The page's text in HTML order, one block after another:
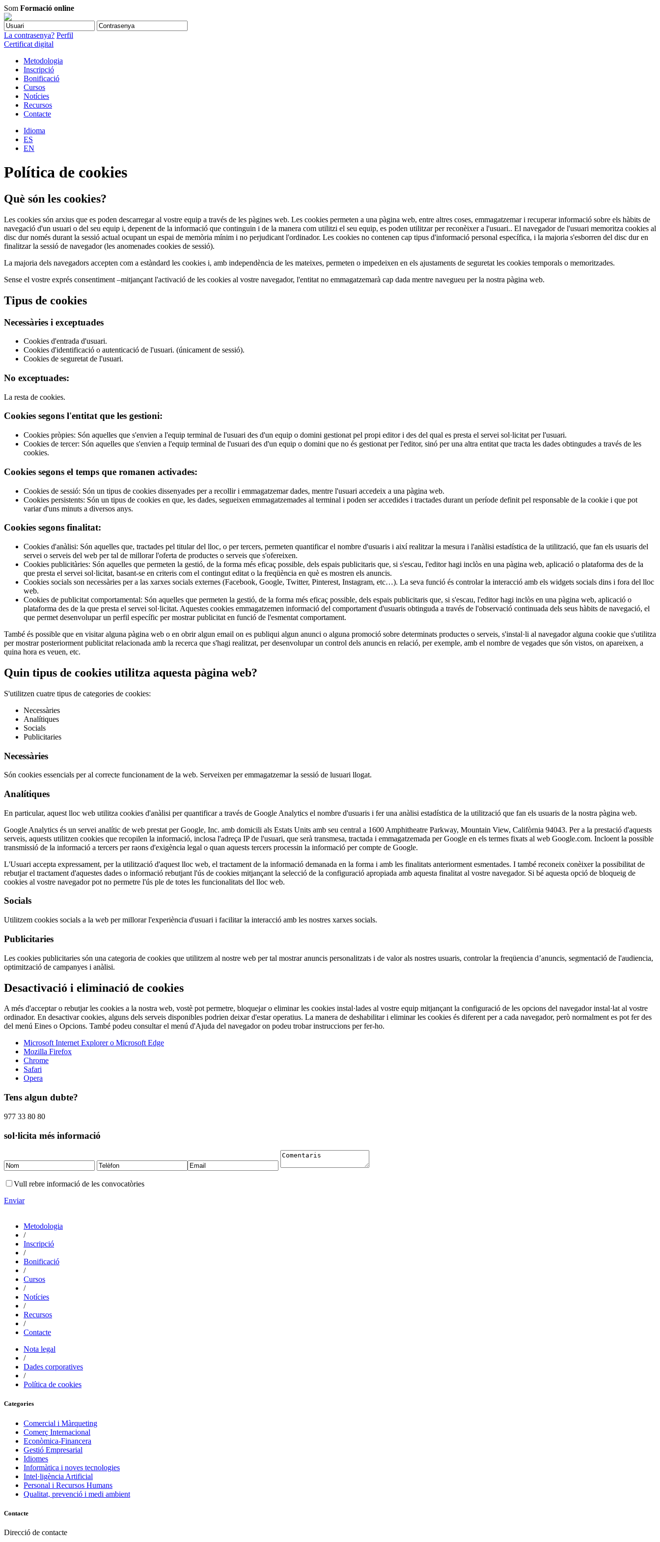
Som Formació online
La contrasenya? Perfil
Certificat digital
Metodologia
Inscripció
Bonificació
Cursos
Notícies
Recursos
Contacte
Idioma
ES
EN
Política de cookies
Què són les cookies?
Les cookies són arxius que es poden descarregar al vostre equip a través de les pàgines web. Les cookies permeten a una pàgina web, entre altres coses, emmagatzemar i recuperar informació sobre els hàbits de
navegació d'un usuari o del seu equip i, depenent de la informació que continguin i de la manera com utilitzi el seu equip, es poden utilitzar per reconèixer a l'usuari.. El navegador de l'usuari memoritza cookies al
disc dur només durant la sessió actual ocupant un espai de memòria mínim i no perjudicant l'ordinador. Les cookies no contenen cap tipus d'informació personal específica, i la majoria s'esborren del disc dur en
finalitzar la sessió de navegador (les anomenades cookies de sessió).
La majoria dels navegadors accepten com a estàndard les cookies i, amb independència de les mateixes, permeten o impedeixen en els ajustaments de seguretat les cookies temporals o memoritzades.
Sense el vostre exprés consentiment –mitjançant l'activació de les cookies al vostre navegador, l'entitat no emmagatzemarà cap dada mentre navegueu per la nostra pàgina web.
Tipus de cookies
Necessàries i exceptuades
Cookies d'entrada d'usuari.
Cookies d'identificació o autenticació de l'usuari. (únicament de sessió).
Cookies de seguretat de l'usuari.
No exceptuades:
La resta de cookies.
Cookies segons l'entitat que les gestioni:
Cookies pròpies: Són aquelles que s'envien a l'equip terminal de l'usuari des d'un equip o domini gestionat pel propi editor i des del qual es presta el servei sol·licitat per l'usuari.
Cookies de tercer: Són aquelles que s'envien a l'equip terminal de l'usuari des d'un equip o domini que no és gestionat per l'editor, sinó per una altra entitat que tracta les dades obtingudes a través de les
cookies.
Cookies segons el temps que romanen activades:
Cookies de sessió: Són un tipus de cookies dissenyades per a recollir i emmagatzemar dades, mentre l'usuari accedeix a una pàgina web.
Cookies persistents: Són un tipus de cookies en que, les dades, segueixen emmagatzemades al terminal i poden ser accedides i tractades durant un període definit pel responsable de la cookie i que pot
variar d'uns minuts a diversos anys.
Cookies segons finalitat:
Cookies d'anàlisi: Són aquelles que, tractades pel titular del lloc, o per tercers, permeten quantificar el nombre d'usuaris i així realitzar la mesura i l'anàlisi estadística de la utilització, que fan els usuaris del
servei o serveis del web per tal de millorar l'oferta de productes o serveis que s'ofereixen.
Cookies publicitàries: Són aquelles que permeten la gestió, de la forma més eficaç possible, dels espais publicitaris que, si s'escau, l'editor hagi inclòs en una pàgina web, aplicació o plataforma des de la
que presta el servei sol·licitat, basant-se en criteris com el contingut editat o la freqüència en què es mostren els anuncis.
Cookies socials son necessàries per a las xarxes socials externes (Facebook, Google, Twitter, Pinterest, Instagram, etc…). La seva funció és controlar la interacció amb els widgets socials dins i fora del lloc
web.
Cookies de publicitat comportamental: Són aquelles que permeten la gestió, de la forma més eficaç possible, dels espais publicitaris que, si s'escau, l'editor hagi inclòs en una pàgina web, aplicació o
plataforma des de la que presta el servei sol·licitat. Aquestes cookies emmagatzemen informació del comportament d'usuaris obtinguda a través de l'observació continuada dels seus hàbits de navegació, el
que permet desenvolupar un perfil específic per mostrar publicitat en funció de l'esmentat comportament.
També és possible que en visitar alguna pàgina web o en obrir algun email on es publiqui algun anunci o alguna promoció sobre determinats productes o serveis, s'instal·li al navegador alguna cookie que s'utilitza
per mostrar posteriorment publicitat relacionada amb la recerca que s'hagi realitzat, per desenvolupar un control dels anuncis en relació, per exemple, amb el nombre de vegades que són vistos, on apareixen, a
quina hora es veuen, etc.
Quin tipus de cookies utilitza aquesta pàgina web?
S'utilitzen cuatre tipus de categories de cookies:
Necessàries
Analítiques
Socials
Publicitaries
Necessàries
Són cookies essencials per al correcte funcionament de la web. Serveixen per emmagatzemar la sessió de lusuari llogat.
Analítiques
En particular, aquest lloc web utilitza cookies d'anàlisi per quantificar a través de Google Analytics el nombre d'usuaris i fer una anàlisi estadística de la utilització que fan els usuaris de la nostra pàgina web.
Google Analytics és un servei analític de web prestat per Google, Inc. amb domicili als Estats Units amb seu central a 1600 Amphitheatre Parkway, Mountain View, Califòrnia 94043. Per a la prestació d'aquests
serveis, aquests utilitzen cookies que recopilen la informació, inclosa l'adreça IP de l'usuari, que serà transmesa, tractada i emmagatzemada per Google en els termes fixats al web Google.com. Incloent la possible
transmissió de la informació a tercers per raons d'exigència legal o quan aquests tercers processin la informació per compte de Google.
L'Usuari accepta expressament, per la utilització d'aquest lloc web, el tractament de la informació demanada en la forma i amb les finalitats anteriorment esmentades. I també reconeix conèixer la possibilitat de
rebutjar el tractament d'aquestes dades o informació rebutjant l'ús de cookies mitjançant la selecció de la configuració apropiada amb aquesta finalitat al vostre navegador. Si bé aquesta opció de bloqueig de
cookies al vostre navegador pot no permetre l'ús ple de totes les funcionalitats del lloc web.
Socials
Utilitzem cookies socials a la web per millorar l'experiència d'usuari i facilitar la interacció amb les nostres xarxes socials.
Publicitaries
Les cookies publicitaries són una categoria de cookies que utilitzem al nostre web per tal mostrar anuncis personalitzats i de valor als nostres usuaris, controlar la freqüencia d’anuncis, segmentació de l'audiencia,
optimització de campanyes i anàlisi.
Desactivació i eliminació de cookies
A més d'acceptar o rebutjar les cookies a la nostra web, vostè pot permetre, bloquejar o eliminar les cookies instal·lades al vostre equip mitjançant la configuració de les opcions del navegador instal·lat al vostre
ordinador. En desactivar cookies, alguns dels serveis disponibles podrien deixar d'estar operatius. La manera de deshabilitar i eliminar les cookies és diferent per a cada navegador, però normalment es pot fer des
del menú Eines o Opcions. També podeu consultar el menú d'Ajuda del navegador on podeu trobar instruccions per fer-ho.
Microsoft Internet Explorer o Microsoft Edge
Mozilla Firefox
Chrome
Safari
Opera
Tens algun dubte?
977 33 80 80
sol·licita més informació
Vull rebre informació de les convocatòries
Enviar
Metodologia
/
Inscripció
/
Bonificació
/
Cursos
/
Notícies
/
Recursos
/
Contacte
Nota legal
/
Dades corporatives
/
Política de cookies
Categories
Comercial i Màrqueting
Comerç Internacional
Econòmica-Financera
Gestió Empresarial
Idiomes
Informàtica i noves tecnologies
Intel·ligència Artificial
Personal i Recursos Humans
Qualitat, prevenció i medi ambient
Contacte
Direcció de contacte